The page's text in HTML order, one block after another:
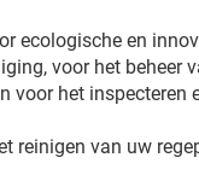
ecologische en
voor het beheer
het inspecteren
reinigen van uw